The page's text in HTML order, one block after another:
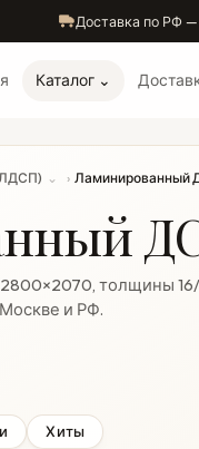
Доставка по РФ —
Каталог ⌄
⌄ › Ламинированный
толщины
и РФ.
Хиты